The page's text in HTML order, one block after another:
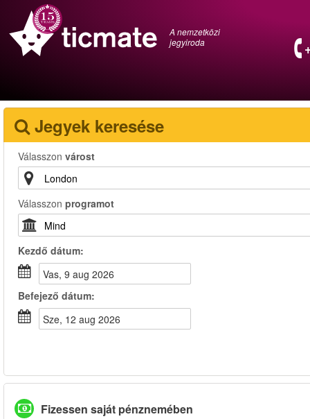
A nemzetközi
jegyiroda
Jegyek keresése
Válasszon várost
Válasszon programot
Kezdő dátum:
vas, 9 aug 2026
Befejező dátum:
sze, 12 aug 2026
Fizessen saját pénznemében